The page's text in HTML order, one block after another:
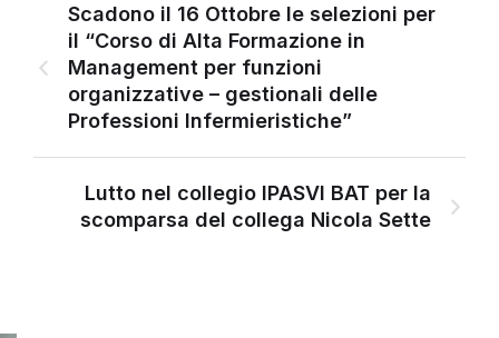
Scadono il 16 Ottobre le selezioni per
il “Corso di Alta Formazione in
Management per funzioni
organizzative – gestionali delle
Professioni Infermieristiche”
Lutto nel collegio IPASVI BAT per la
scomparsa del collega Nicola Sette